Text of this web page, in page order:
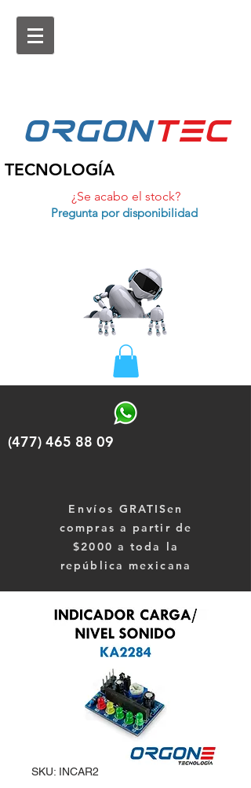
ORGONtEc
TECNOLOGÍA
¿Se acabo el stock?
Pregunta por disponibilidad
(477) 465 88 09
Envíos GRATISen
compras a partir de
$2000 a toda la
república mexicana
SKU: INCAR2